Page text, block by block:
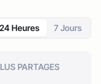
24 Heures 7 Jours
PARTAGES